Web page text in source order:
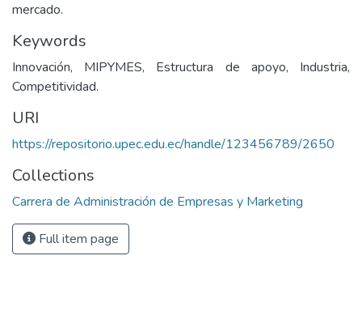
mercado.
Keywords
Innovación, MIPYMES, Estructura de apoyo, Industria,
Competitividad.
URI
https://repositorio.upec.edu.ec/handle/123456789/2650
Collections
Carrera de Administración de Empresas y Marketing
Full item page